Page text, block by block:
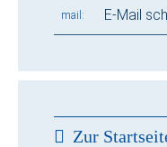
mail E-Mail
Zur